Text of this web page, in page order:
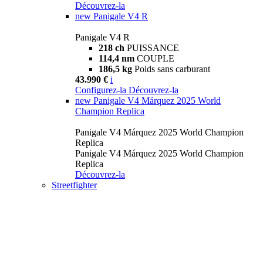
Découvrez-la
new Panigale V4 R
Panigale V4 R
218 ch PUISSANCE
114,4 nm COUPLE
186,5 kg Poids sans carburant
43.990 € i
Configurez-la Découvrez-la
new Panigale V4 Márquez 2025 World
Champion Replica
Panigale V4 Márquez 2025 World Champion
Replica
Panigale V4 Márquez 2025 World Champion
Replica
Découvrez-la
Streetfighter